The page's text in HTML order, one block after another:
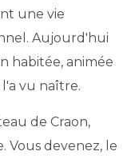
une vie
Aujourd'hui
habitée, animée
vu naître.
de Craon,
Vous devenez, le